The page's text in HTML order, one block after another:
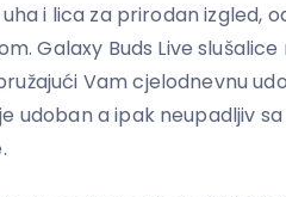
i lica za prirodan izgled,
Galaxy Buds Live slušalice
Vam cjelodnevnu
udoban a ipak neupadljiv